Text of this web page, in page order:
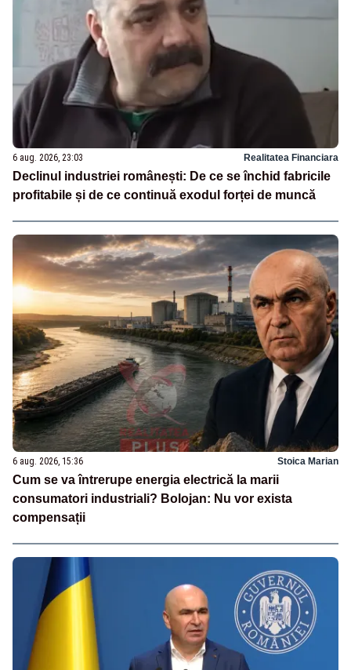
6 aug. 2026, 23:03 Realitatea Financiara
Declinul industriei românești: De ce se închid fabricile
profitabile și de ce continuă exodul forței de muncă
6 aug. 2026, 15:36 Stoica Marian
Cum se va întrerupe energia electrică la marii
consumatori industriali? Bolojan: Nu vor exista
compensații